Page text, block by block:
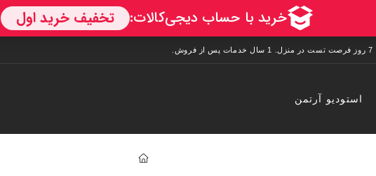
استودیو آرتمن